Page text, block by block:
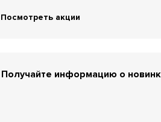
Посмотреть акции
Получайте информацию о